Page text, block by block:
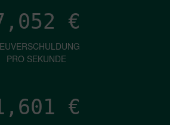
€
PRO SEKUNDE
€